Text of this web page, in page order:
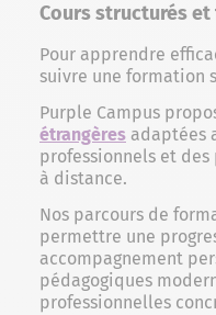
Cours structurés
Pour apprendre
suivre une formation
Purple Campus
étrangères adaptées
professionnels et
à distance.
Nos parcours de
permettre une
accompagnement
pédagogiques
professionnelles